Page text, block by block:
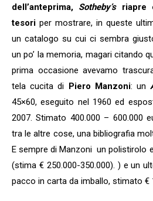
dell’anteprima, Sotheby’sriapre
tesori per mostrare, in queste
un catalogo su cui ci sembra
un po’ la memoria, magari citando
prima occasione avevamo
tela cucita di Piero Manzoni: un
45×60, eseguito nel 1960 ed
2007. Stimato 400.000 – 600.000
tra le altre cose, una bibliografia
E sempre di Manzoni un polistirolo
(stima € 250.000-350.000). ) e un
pacco in carta da imballo, stimato €